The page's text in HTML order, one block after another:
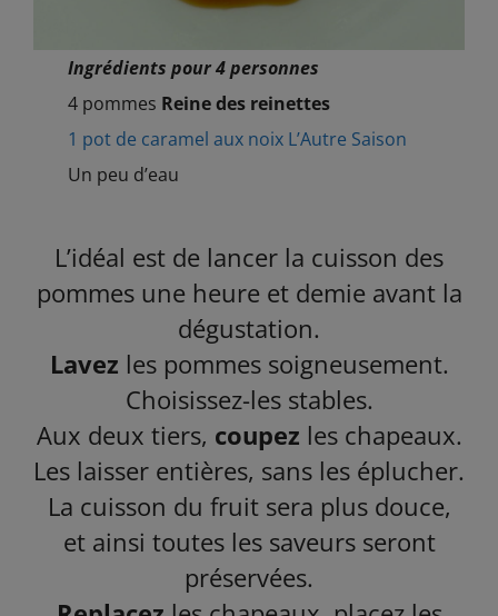
Ingrédients pour 4 personnes
4 pommes Reine des reinettes
1 pot de caramel aux noix L’Autre Saison
Un peu d’eau
L’idéal est de lancer la cuisson des
pommes une heure et demie avant la
dégustation.
Lavez les pommes soigneusement.
Choisissez-les stables.
Aux deux tiers, coupez les chapeaux.
Les laisser entières, sans les éplucher.
La cuisson du fruit sera plus douce,
et ainsi toutes les saveurs seront
préservées.